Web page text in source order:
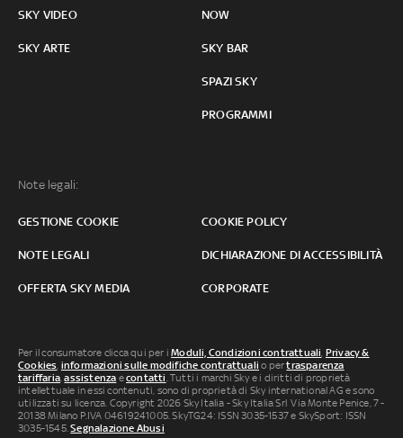
SKY VIDEO
SKY ARTE
NOW
SKY BAR
SPAZI SKY
PROGRAMMI
Note legali:
GESTIONE COOKIE COOKIE POLICY
NOTE LEGALI DICHIARAZIONE DI ACCESSIBILITÀ
OFFERTA SKY MEDIA CORPORATE
Per il consumatore clicca qui per iModuli, Condizioni contrattuali Privacy &
Cookies informazioni sulle modifiche contrattuali o pertrasparenza
tariffaria ,assistenza econtatti . Tutti i marchi Sky e i diritti di proprietà
intellettuale in essi contenuti, sono di proprietà di Sky international AG e sono
utilizzati su licenza. Copyright 2026 Sky Italia - Sky Italia Srl Via Monte Penice, 7 -
20138 Milano P.IVA 04619241005. SkyTG24: ISSN 3035-1537 e SkySport: ISSN
3035-1545.Segnalazione Abusi